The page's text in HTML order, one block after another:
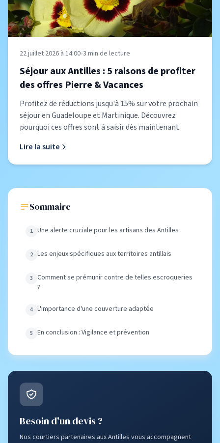
22 juillet 2026 à 14:00•3 min de lecture
Séjour aux Antilles : 5 raisons de profiter
des offres Pierre & Vacances
Profitez de réductions jusqu'à 15% sur votre prochain
séjour en Guadeloupe et Martinique. Découvrez
pourquoi ces offres sont à saisir dès maintenant.
Lire la suite
Sommaire
Une alerte cruciale pour les artisans des Antilles
Les enjeux spécifiques aux territoires antillais
Comment se prémunir contre de telles escroqueries
?
L'importance d'une couverture adaptée
En conclusion : Vigilance et prévention
Besoin d'un devis ?
Nos courtiers partenaires aux Antilles vous accompagnent